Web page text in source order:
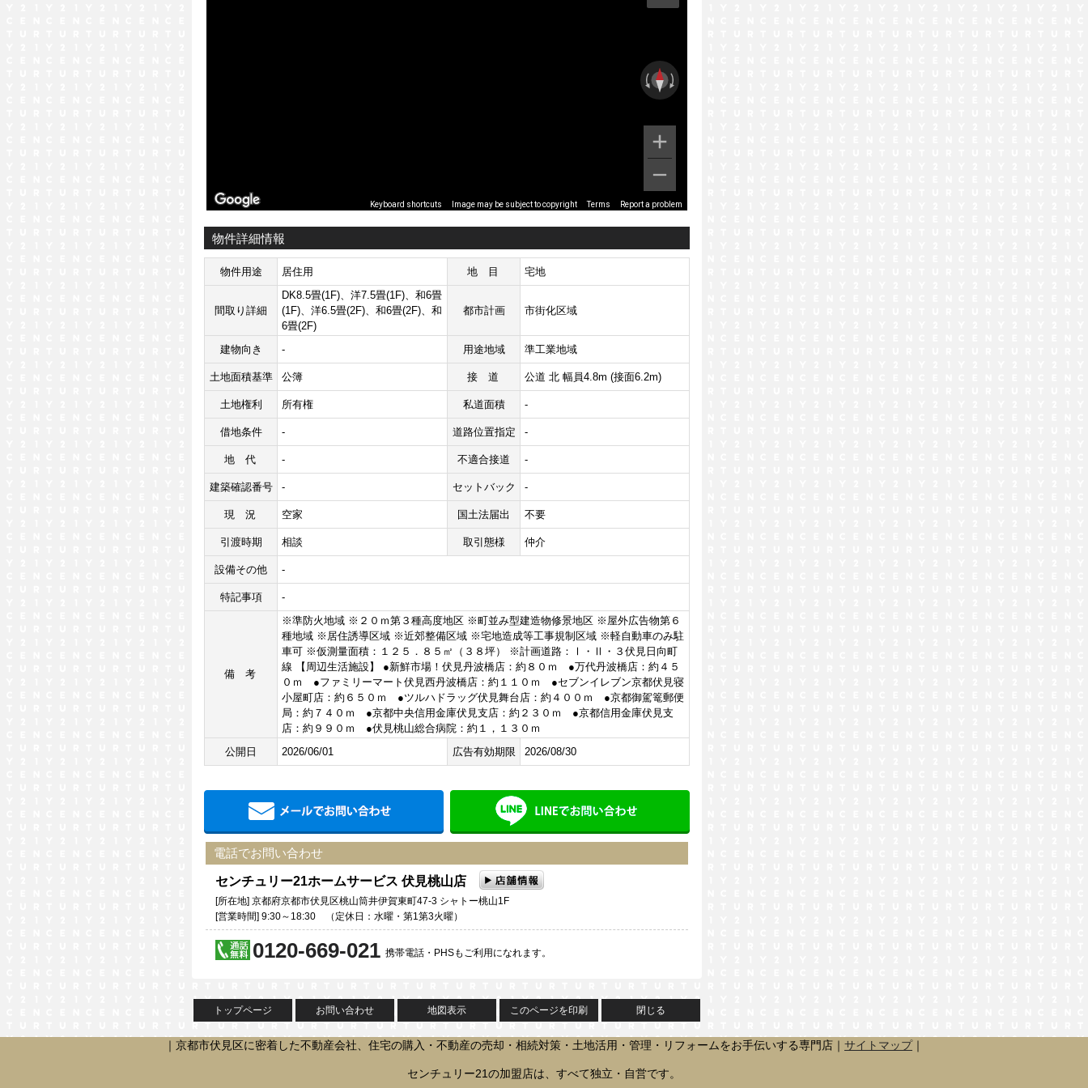
Keyboard shortcuts Image may be subject to copyright Terms Report a problem
物件詳細情報
物件用途 居住用 地目 宅地
間取り詳細
DK8.5畳(1F)、洋7.5畳(1F)、和6畳
(1F)、洋6.5畳(2F)、和6畳(2F)、和
6畳(2F)
都市計画 市街化区域
建物向き - 用途地域 準工業地域
土地面積基準 公簿 接道 公道 北 幅員4.8m (接面6.2m)
土地権利 所有権 私道面積 -
借地条件 - 道路位置指定 -
地代 - 不適合接道 -
建築確認番号 - セットバック -
現況 空家 国土法届出 不要
引渡時期 相談 取引態様 仲介
設備その他 -
特記事項 -
備考
※準防火地域 ※２０ｍ第３種高度地区 ※町並み型建造物修景地区 ※屋外広告物第６
種地域 ※居住誘導区域 ※近郊整備区域 ※宅地造成等工事規制区域 ※軽自動車のみ駐
車可 ※仮測量面積：１２５．８５㎡（３８坪） ※計画道路：Ⅰ・Ⅱ・３伏見日向町
線 【周辺生活施設】 ●新鮮市場！伏見丹波橋店：約８０ｍ ●万代丹波橋店：約４５
０ｍ ●ファミリーマート伏見西丹波橋店：約１１０ｍ ●セブンイレブン京都伏見寝
小屋町店：約６５０ｍ ●ツルハドラッグ伏見舞台店：約４００ｍ ●京都御駕篭郵便
局：約７４０ｍ ●京都中央信用金庫伏見支店：約２３０ｍ ●京都信用金庫伏見支
店：約９９０ｍ ●伏見桃山総合病院：約１，１３０ｍ
公開日
2026/06/01 広告有効期限 2026/08/30
メールでお問い合わせ
電話でお問い合わせ
センチュリー21ホームサービス 伏見桃山店
[所在地] 京都府京都市伏見区桃山筒井伊賀東町47-3 シャトー桃山1F
[営業時間] 9:30～18:30 （定休日：水曜・第1第3火曜）
0120-669-021 携帯電話・PHSもご利用になれます。
トップページ お問い合わせ 地図表示 このページを印刷 閉じる
｜京都市伏見区に密着した不動産会社、住宅の購入・不動産の売却・相続対策・土地活用・管理・リフォームをお手伝いする専門店｜ サイトマップ｜
センチュリー21の加盟店は、すべて独立・自営です。